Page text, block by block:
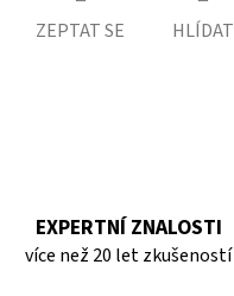
ZEPTAT SE HLÍDAT
EXPERTNÍ ZNALOSTI
více než 20 let zkušeností